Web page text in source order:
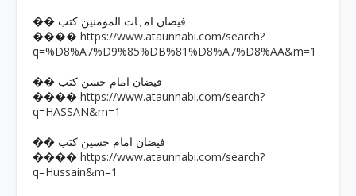
�� فیضان امہات المومنین کتب
���� https://www.ataunnabi.com/search?
q=%D8%A7%D9%85%DB%81%D8%A7%D8%AA&m=1
�� فیضان امام حسن کتب
���� https://www.ataunnabi.com/search?
q=HASSAN&m=1
�� فیضان امام حسین کتب
���� https://www.ataunnabi.com/search?
q=Hussain&m=1